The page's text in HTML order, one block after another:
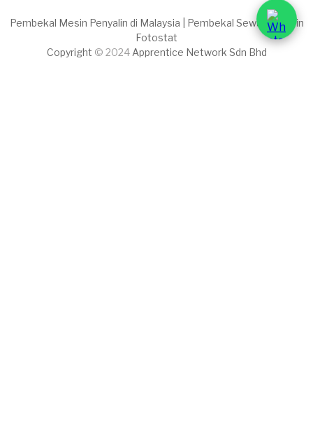
Pembekal Mesin Penyalin di Malaysia | Pembekal Sewaan Mesin
Fotostat
Copyright © 2024 Apprentice Network Sdn Bhd